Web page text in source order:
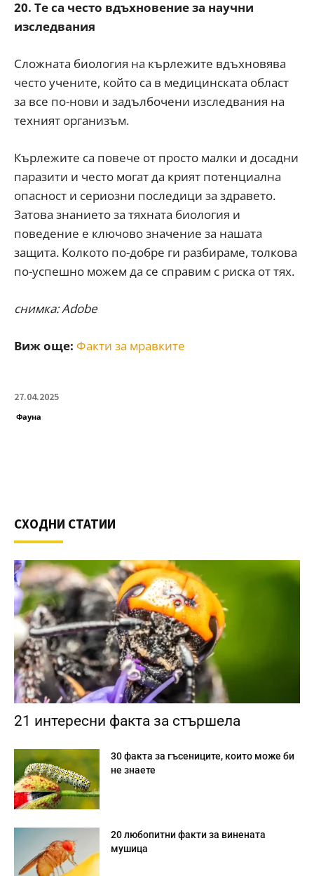
20. Те са често вдъхновение за научни
изследвания
Сложната биология на кърлежите вдъхновява
често учените, който са в медицинската област
за все по-нови и задълбочени изследвания на
техният организъм.
Кърлежите са повече от просто малки и досадни
паразити и често могат да крият потенциална
опасност и сериозни последици за здравето.
Затова знанието за тяхната биология и
поведение е ключово значение за нашата
защита. Колкото по-добре ги разбираме, толкова
по-успешно можем да се справим с риска от тях.
снимка: Adobe
Виж още: Факти за мравките
27.04.2025
Фауна
СХОДНИ СТАТИИ
21 интересни факта за стършела
30 факта за гъсениците, които може би
не знаете
20 любопитни факти за винената
мушица